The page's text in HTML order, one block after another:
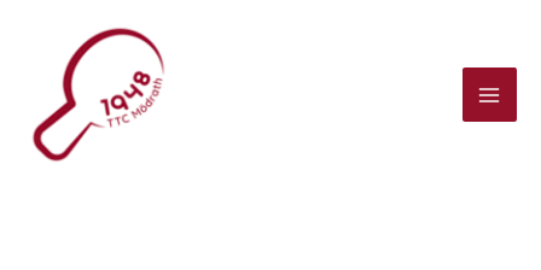
springen
t